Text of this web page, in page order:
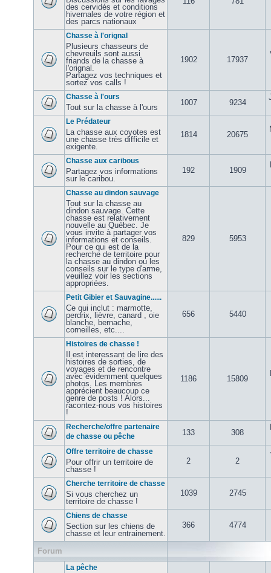
des cervidés et conditions
hivernales de votre région et
des parcs nationaux
Chasse à l'orignal
Plusieurs chasseurs de
chevreuils sont aussi
friands de la chasse à
l'orignal.
Partagez vos techniques et
sortez vos calls !
1902 17937
Chasse à l'ours
Tout sur la chasse à l'ours
1007 9234
Le Prédateur
La chasse aux coyotes est
une chasse très difficile et
exigente.
1814 20675
Chasse aux caribous
Partagez vos informations
sur le caribou.
192 1909
Chasse au dindon sauvage
Tout sur la chasse au
dindon sauvage. Cette
chasse est relativement
nouvelle au Québec. Je
vous invite à partager vos
informations et conseils.
Pour ce qui est de la
recherche de territoire pour
la chasse au dindon ou les
conseils sur le type d'arme,
veuillez voir les sections
appropriées.
829 5953
Petit Gibier et Sauvagine......
Ce qui inclut : marmotte,
perdrix, lièvre, canard , oie
blanche, bernache,
corneilles, etc....
656 5440
Histoires de chasse !
Il est interessant de lire des
histoires de sorties, de
voyages et de rencontre
avec évidemment quelques
photos. Les membres
apprécient beaucoup ce
genre de posts ! Alors...
racontez-nous vos histoires
!
1186 15809
Recherche/offre partenaire
de chasse ou pêche
133 308
Offre territoire de chasse
Pour offrir un territoire de
chasse !
2 2
Cherche territoire de chasse
Si vous cherchez un
territoire de chasse !
1039 2745
Chiens de chasse
Section sur les chiens de
chasse et leur entrainement.
366 4774
Forum
La pêche